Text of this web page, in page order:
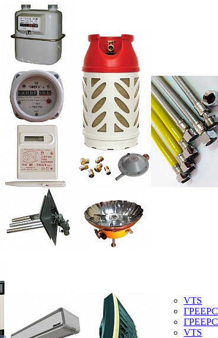
VTS
ГРЕЕРС
ГРЕЕРС
VTS